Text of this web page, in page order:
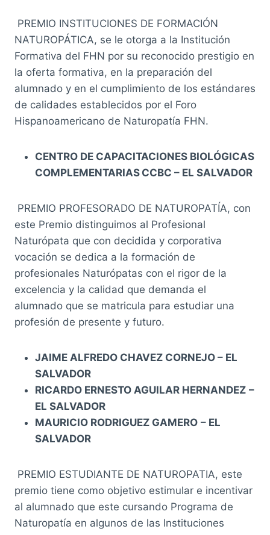
PREMIO INSTITUCIONES DE FORMACIÓN
NATUROPÁTICA, se le otorga a la Institución
Formativa del FHN por su reconocido prestigio en
la oferta formativa, en la preparación del
alumnado y en el cumplimiento de los estándares
de calidades establecidos por el Foro
Hispanoamericano de Naturopatía FHN.
CENTRO DE CAPACITACIONES BIOLÓGICAS
COMPLEMENTARIAS CCBC – EL SALVADOR
PREMIO PROFESORADO DE NATUROPATÍA, con
este Premio distinguimos al Profesional
Naturópata que con decidida y corporativa
vocación se dedica a la formación de
profesionales Naturópatas con el rigor de la
excelencia y la calidad que demanda el
alumnado que se matricula para estudiar una
profesión de presente y futuro.
JAIME ALFREDO CHAVEZ CORNEJO – EL
SALVADOR
RICARDO ERNESTO AGUILAR HERNANDEZ –
EL SALVADOR
MAURICIO RODRIGUEZ GAMERO – EL
SALVADOR
PREMIO ESTUDIANTE DE NATUROPATIA, este
premio tiene como objetivo estimular e incentivar
al alumnado que este cursando Programa de
Naturopatía en algunos de las Instituciones